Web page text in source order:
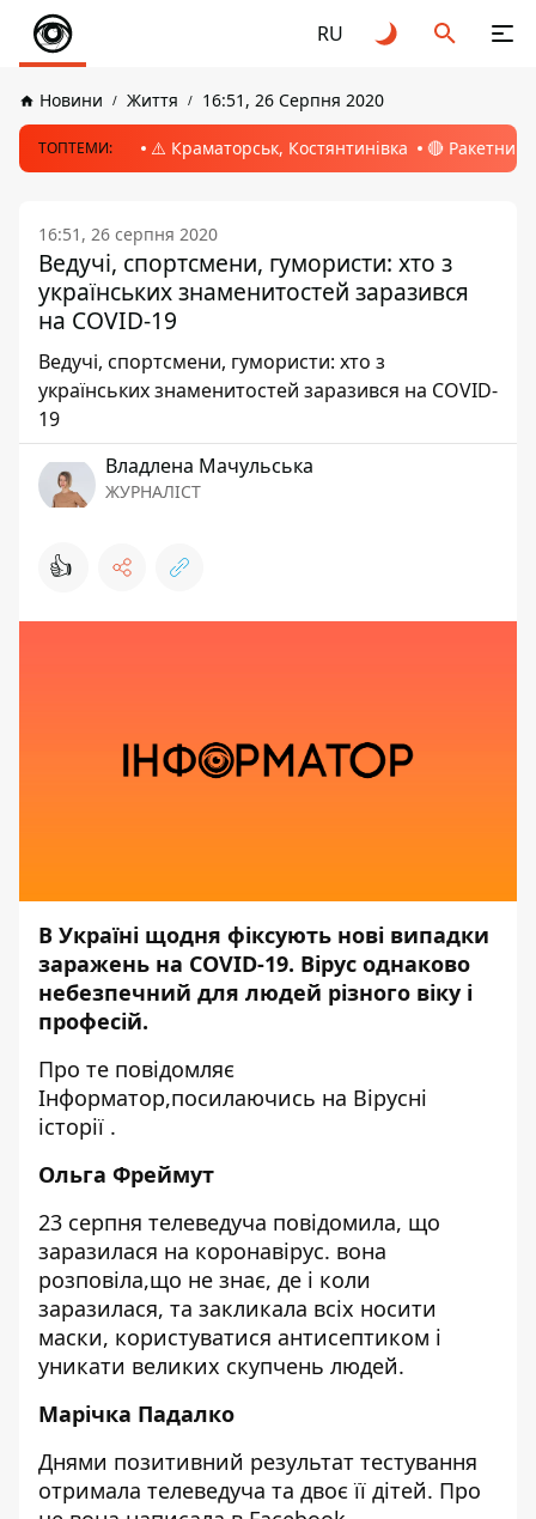
RU
Новини Життя 16:51, 26 Серпня 2020
ТОПТЕМИ: ⚠️ Краматорськ, Костянтинівка 🔴 Ракетний
16:51, 26 серпня 2020
Ведучі, спортсмени, гумористи: хто з
українських знаменитостей заразився
на COVID-19
Ведучі, спортсмени, гумористи: хто з
українських знаменитостей заразився на COVID-
19
Владлена Мачульська
ЖУРНАЛІСТ
👍
В Україні щодня фіксують нові випадки
заражень на COVID-19. Вірус однаково
небезпечний для людей різного віку і
професій.
Про те повідомляє
Інформатор,посилаючись на Вірусні
історії .
Ольга Фреймут
23 серпня телеведуча повідомила, що
заразилася на коронавірус. вона
розповіла,що не знає, де і коли
заразилася, та закликала всіх носити
маски, користуватися антисептиком і
уникати великих скупчень людей.
Марічка Падалко
Днями позитивний результат тестування
отримала телеведуча та двоє її дітей. Про